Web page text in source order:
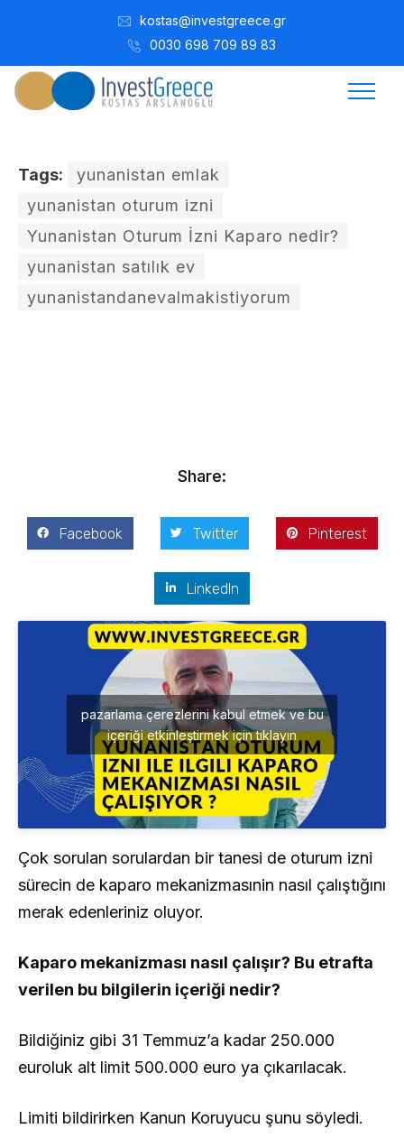
kostas@investgreece.gr
0030 698 709 89 83
Tags:
yunanistan emlak
yunanistan oturum izni
Yunanistan Oturum İzni Kaparo nedir?
yunanistan satılık ev
yunanistandanevalmakistiyorum
Share:
Facebook Twitter Pinterest
LinkedIn
pazarlama çerezlerini kabul etmek ve bu
içeriği etkinleştirmek için tıklayın
Çok sorulan sorulardan bir tanesi de oturum izni
sürecin de kaparo mekanizmasınin nasıl çalıştığını
merak edenleriniz oluyor.
Kaparo mekanizması nasıl çalışır? Bu etrafta
verilen bu bilgilerin içeriği nedir?
Bildiğiniz gibi 31 Temmuz’a kadar 250.000
euroluk alt limit 500.000 euro ya çıkarılacak.
Limiti bildirirken Kanun Koruyucu şunu söyledi.